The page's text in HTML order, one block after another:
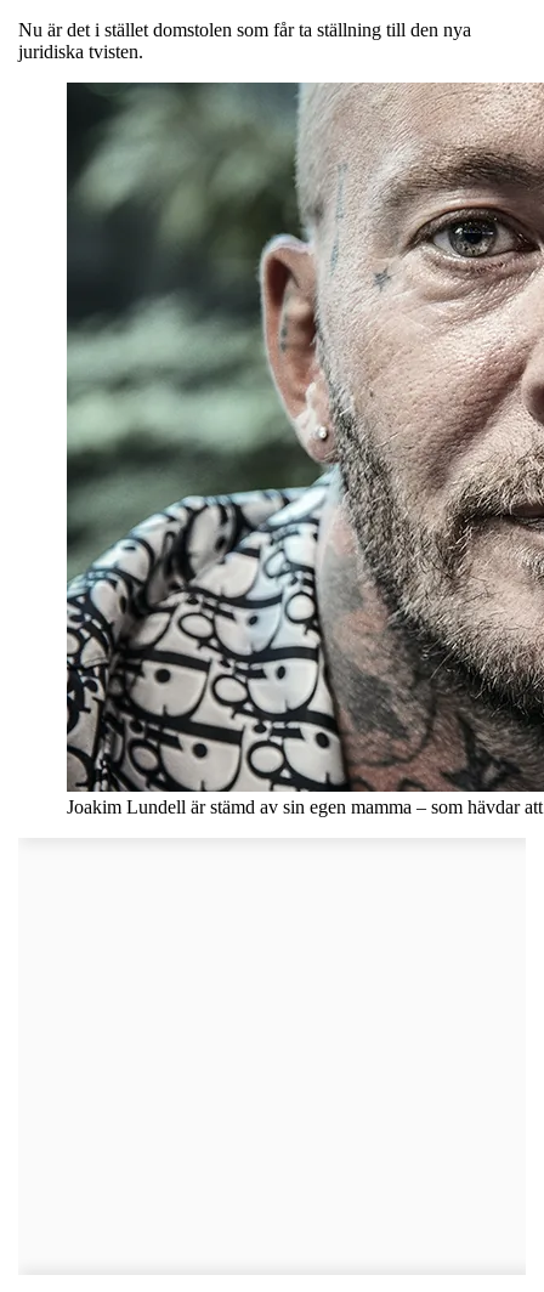
Nu är det i stället domstolen som får ta ställning till den nya
juridiska tvisten.
Joakim Lundell är stämd av sin egen mamma – som hävdar